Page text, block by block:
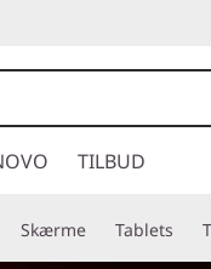
TILBUD
Skærme Tablets